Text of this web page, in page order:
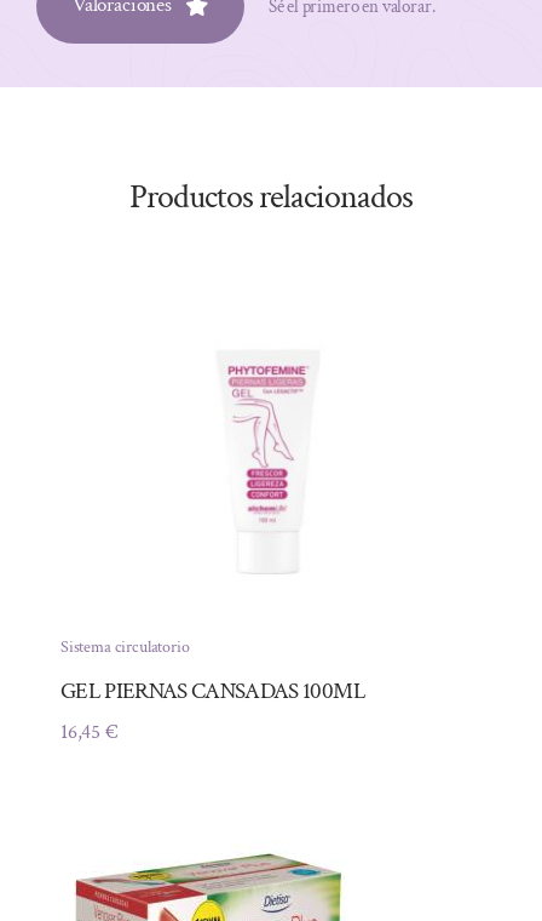
Sé el primero en valorar.
Productos relacionados
Sistema circulatorio
GEL PIERNAS CANSADAS 100ML
16,45 €